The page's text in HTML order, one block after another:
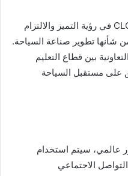
تشارك شركة Travco Holidays و CLC في رؤية التميز والالتزام
شأنها تطوير صناعة السياحة.
بين قطاع التعليم
على مستقبل السياحة
عالمي، سيتم استخدام
الاجتماعي